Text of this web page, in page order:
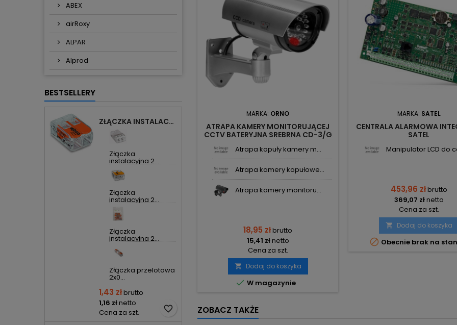
ABEX
airRoxy
ALPAR
Alprod
BESTSELLERY
ZŁĄCZKA INSTALACYJNA 2X UNIWERSALNA COMPACT 221-412 WAGO
Złączka
instalacyjna 2...
Złączka
instalacyjna 2...
Złączka
instalacyjna 2...
Złączka przelotowa
2x0...
1,43 złbrutto
1,16 złnetto
Cena za szt.
favorite_border
MARKA: ORNO
ATRAPA KAMERY MONITORUJĄCEJ
CCTV BATERYJNA SREBRNA CD-3/G
Atrapa kopuły kamery m...
Atrapa kamery kopułowe...
Atrapa kamery monitoru...
18,95 złbrutto
15,41 złnetto
Cena za szt.
 Dodaj do koszyka
 W magazynie
MARKA: SATEL
CENTRALA ALARMOWA
SATEL
Manipulator LCD do
453,96 złbrutto
369,07 złnetto
Cena za szt.
 Dodaj do koszyka
 Obecnie brak na
ZOBACZ TAKŻE